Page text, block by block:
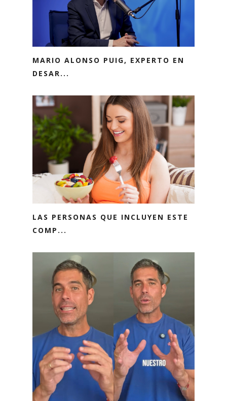
MARIO ALONSO PUIG, EXPERTO EN
DESAR...
LAS PERSONAS QUE INCLUYEN ESTE
COMP...